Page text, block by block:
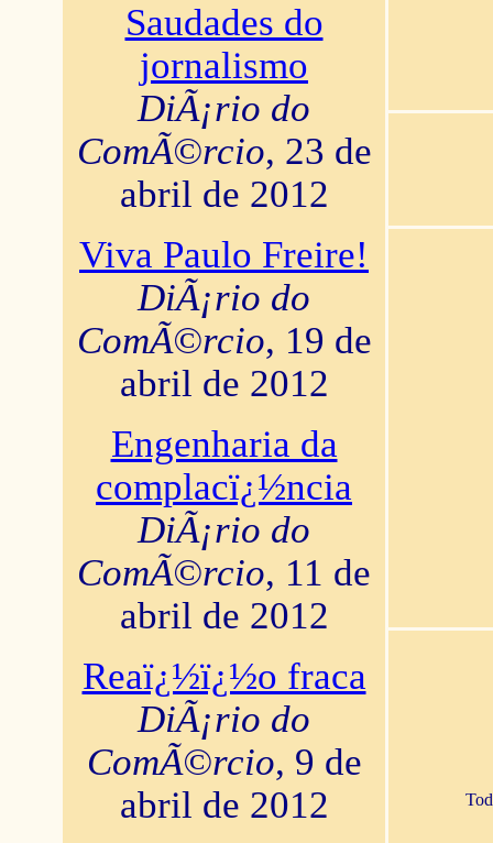
Saudades do
jornalismo
DiÃ¡rio do
ComÃ©rcio, 23 de
abril de 2012
Viva Paulo Freire!
DiÃ¡rio do
ComÃ©rcio, 19 de
abril de 2012
Engenharia da
complacï¿½ncia
DiÃ¡rio do
ComÃ©rcio, 11 de
abril de 2012
Reaï¿½ï¿½o fraca
DiÃ¡rio do
ComÃ©rcio, 9 de
abril de 2012